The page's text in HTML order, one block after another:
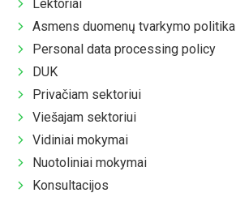
Lektoriai
Asmens duomenų tvarkymo politika
Personal data processing policy
DUK
Privačiam sektoriui
Viešajam sektoriui
Vidiniai mokymai
Nuotoliniai mokymai
Konsultacijos